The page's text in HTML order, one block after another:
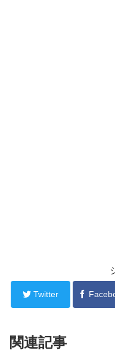
Twitter
関連記事